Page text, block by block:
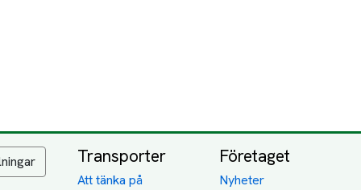
Transporter
Att tänka på
Företaget
Nyheter